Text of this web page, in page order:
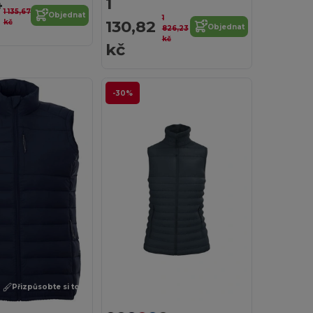
1 135,67
kč
Objednat
130,82
kč
1
826,23
kč
Objednat
Přizpůsobte si to!
-30%